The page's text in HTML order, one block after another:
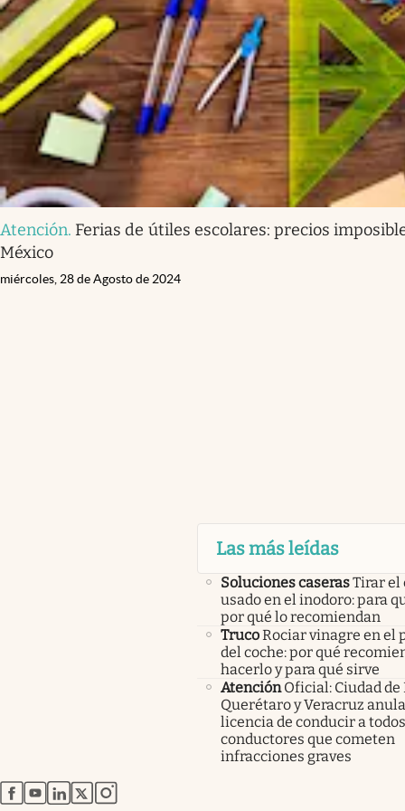
Atención. Ferias de útiles escolares: precios
México
miércoles, 28 de Agosto de 2024
Las más leídas
Soluciones caserasTirar el
usado en el inodoro: para
por qué lo recomiendan
TrucoRociar vinagre en el
del coche: por qué
hacerlo y para qué sirve
Atención Oficial: Ciudad de
Querétaro y Veracruz
licencia de conducir a
conductores que cometen
infracciones graves
abre en nueva pestaña
abre en nueva pestaña
abre en nueva pestaña
abre en nueva pestaña
abre en nueva pestaña